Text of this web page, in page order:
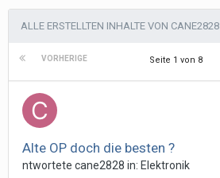
ALLE ERSTELLTEN INHALTE VON CANE2828
VORHERIGE Seite 1 von 8
Alte OP doch die besten ?
ntwortete cane2828 in: Elektronik